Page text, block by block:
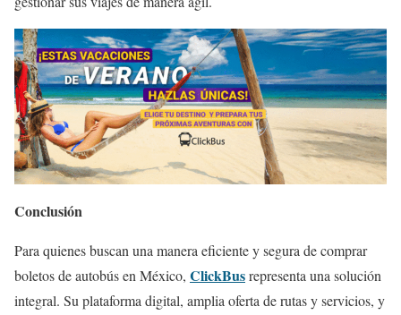
Conclusión
Para quienes buscan una manera eficiente y segura de comprar
boletos de autobús en México, ClickBusrepresenta una solución
integral. Su plataforma digital, amplia oferta de rutas y servicios, y